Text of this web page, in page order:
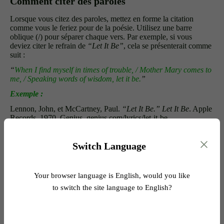
Lorsque vous citez des paroles, mettez en forme la citation
comme vous le feriez pour de la poésie. Utilisez une barre
oblique (/) pour séparer chaque vers. Par exemple, si vous
deviez citer le refrain de “Let It Be”, cela se présenterait comme
suit :
“When I find myself in times of trouble, / Mother Mary comes to
me, / Speaking words of wisdom, let it be.”
Exemple :
Lennon, John, et McCartney, Paul. “Let It Be.” Let It Be. Apple
Records, 1970. Genius, genius.com/lyrics/let-it-be.
citez quatre vers ou plus,mettez en forme les paroles
Dans le refrain de "Let It Be", les paroles évoquent un sentiment
de paix et de sagesse :
Switch Language
Your browser language is English, would you like
to switch the site language to English?